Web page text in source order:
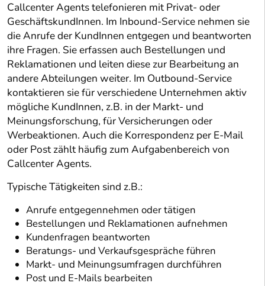
Callcenter Agents telefonieren mit Privat- oder
GeschäftskundInnen. Im Inbound-Service nehmen sie
die Anrufe der KundInnen entgegen und beantworten
ihre Fragen. Sie erfassen auch Bestellungen und
Reklamationen und leiten diese zur Bearbeitung an
andere Abteilungen weiter. Im Outbound-Service
kontaktieren sie für verschiedene Unternehmen aktiv
mögliche KundInnen, z.B. in der Markt- und
Meinungsforschung, für Versicherungen oder
Werbeaktionen. Auch die Korrespondenz per E-Mail
oder Post zählt häufig zum Aufgabenbereich von
Callcenter Agents.
Typische Tätigkeiten sind z.B.:
Anrufe entgegennehmen oder tätigen
Bestellungen und Reklamationen aufnehmen
Kundenfragen beantworten
Beratungs- und Verkaufsgespräche führen
Markt- und Meinungsumfragen durchführen
Post und E-Mails bearbeiten